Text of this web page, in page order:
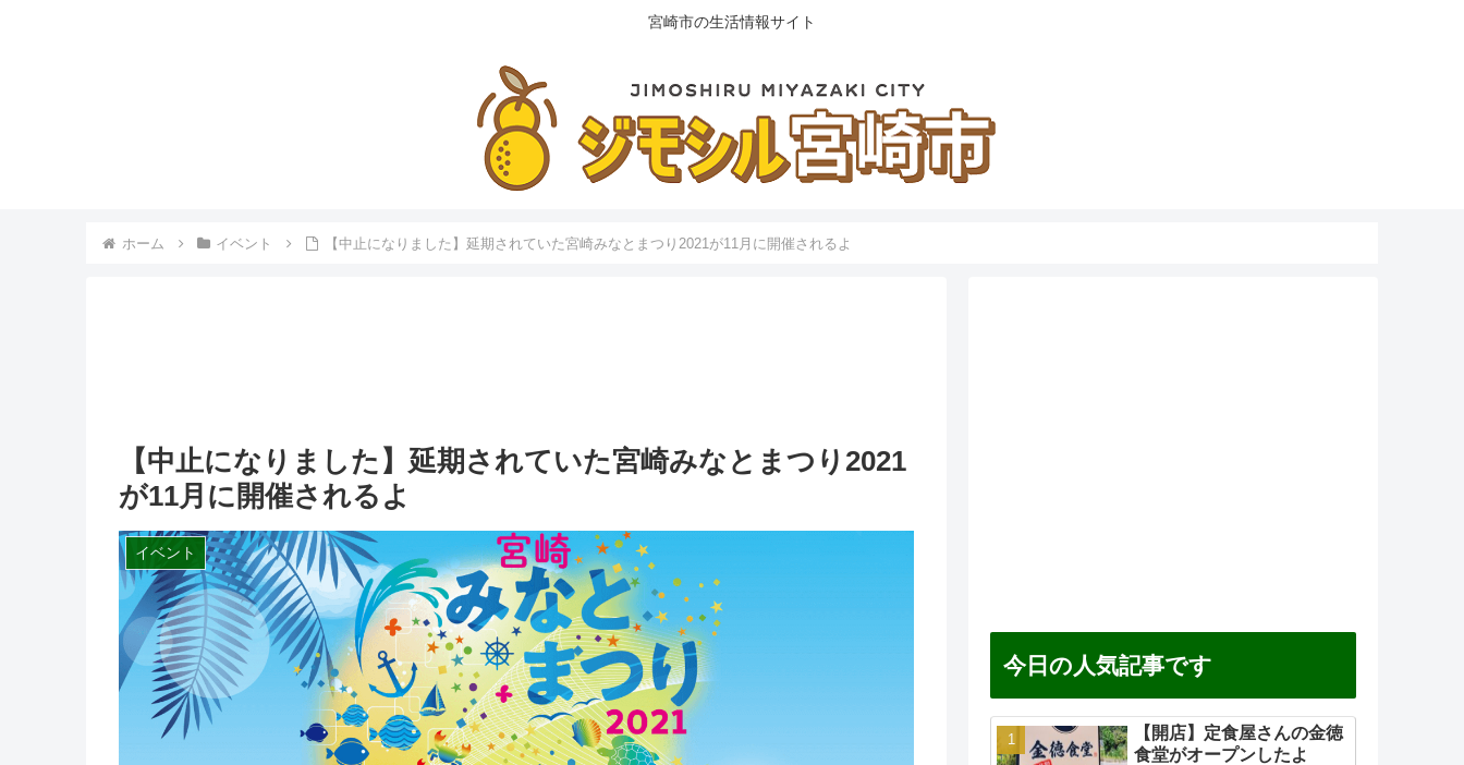
宮崎市の生活情報サイト
ホーム イベント 【中止になりました】延期されていた宮崎みなとまつり2021が11月に開催されるよ
【中止になりました】延期されていた宮崎みなとまつり2021
が11月に開催されるよ
イベント
今日の人気記事です
【開店】定食屋さんの金徳
食堂がオープンしたよ